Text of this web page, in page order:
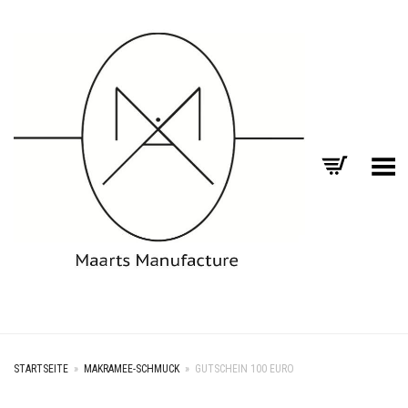
Toggle Menu
STARTSEITE » MAKRAMEE-SCHMUCK » GUTSCHEIN 100 EURO